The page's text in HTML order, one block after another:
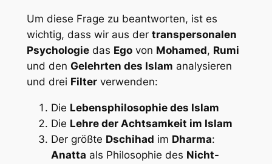
Um diese Frage zu beantworten, ist es
wichtig, dass wir aus der transpersonalen
Psychologiedas Egovon Mohamed, Rumi
und den Gelehrten des Islam analysieren
und drei Filterverwenden:
Die Lebensphilosophie des Islam
Die Lehre der Achtsamkeit im Islam
Der größte Dschihad im Dharma:
Anatta als Philosophie des Nicht-